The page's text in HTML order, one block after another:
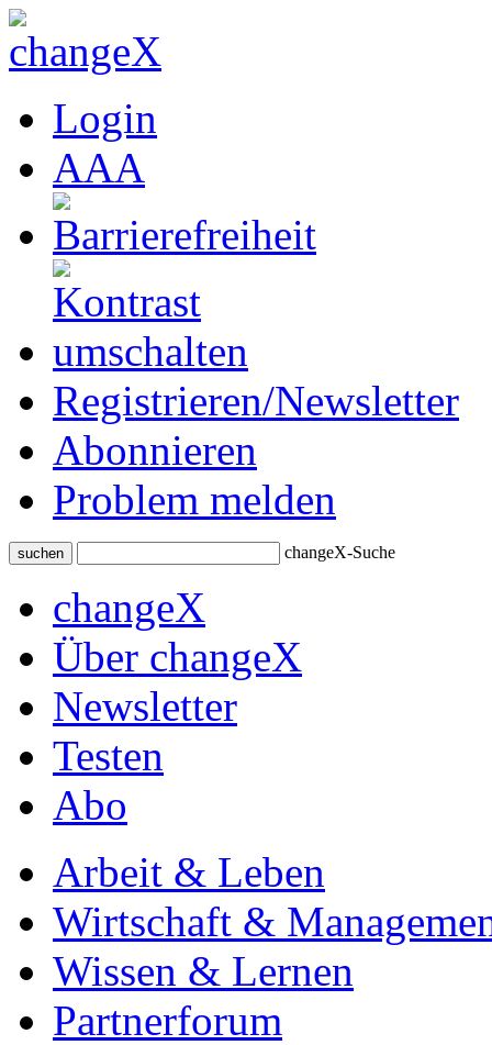
Login
AAA
Registrieren/Newsletter
Abonnieren
Problem melden
suchen changeX-Suche
changeX
Über changeX
Newsletter
Testen
Abo
Arbeit & Leben
Wirtschaft &
Wissen & Lernen
Partnerforum